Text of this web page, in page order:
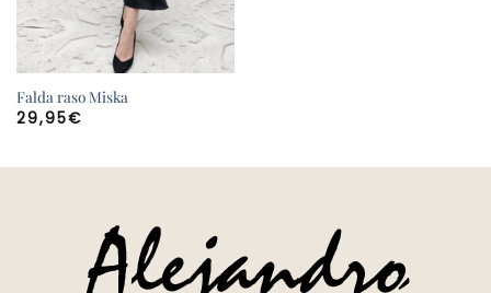
Falda raso Miska
29,95€